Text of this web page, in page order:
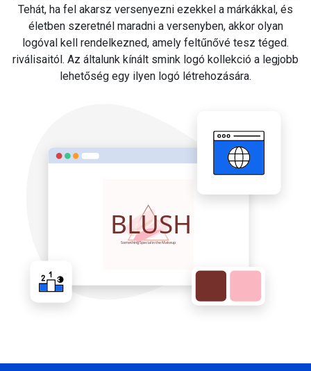
Tehát, ha fel akarsz versenyezni ezekkel a márkákkal, és
életben szeretnél maradni a versenyben, akkor olyan
logóval kell rendelkezned, amely feltűnővé tesz téged.
riválisaitól. Az általunk kínált smink logó kollekció a legjobb
lehetőség egy ilyen logó létrehozására.